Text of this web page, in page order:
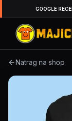
GOOGLE
Natrag na shop